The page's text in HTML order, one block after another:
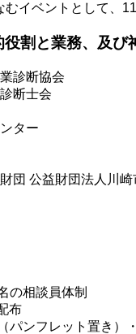
イベントとして、
割と業務、及び
診断協会
断士会
ター
公益財団法人川崎
の相談員体制
布
パンフレット置き）・